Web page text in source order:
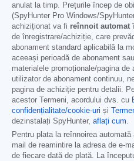
anulat la timp. Prețurile încep de
(SpyHunter Pro Windows/
achiziționat va fi reînnoit automat
de înregistrare/achiziție, care
abonament standard aplicabilă la
aceeași perioadă de abonament
materialele promoționale/pagina
utilizator de abonament continuu,
pagina de achiziție pentru detalii.
acestor Termeni, acordului dvs. cu
confidențialitate/cookie-uri și
dezinstalați SpyHunter, aflați cum
Pentru plata la reînnoirea
mail de reamintire la adresa de e-
de fiecare dată de plată. La